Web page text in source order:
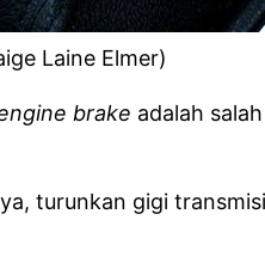
Laine Elmer)
brake adalah
turunkan gigi